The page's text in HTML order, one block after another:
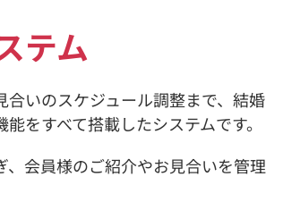
テム
合いのスケジュール調整まで、結婚
をすべて搭載したシステムです。
、会員様のご紹介やお見合いを管理